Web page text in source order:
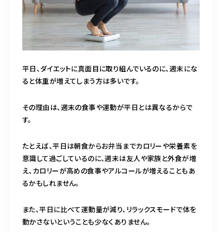
平日、ダイエットに真面目に取り組んでいるのに、週末にな
ると体重が増えてしまう方は多いです。
その理由は、週末の食事や運動が平日とは異なるからで
す。
たとえば、平日は朝食からお弁当までカロリーや栄養素を
意識して過ごしているのに、週末は友人や家族と外食が増
え、カロリーが高めの食事やアルコールが増えることもあ
るかもしれません。
また、平日に比べて運動量が減り、リラックスモードで体を
動かさないということも少なくありません。